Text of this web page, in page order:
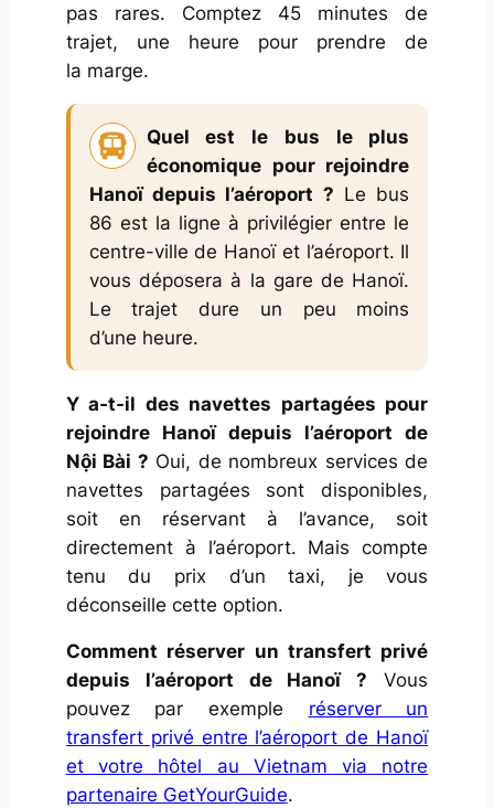
pas rares. Comptez 45 minutes de
trajet, une heure pour prendre de
la marge.
Quel est le bus le plus
économique pour rejoindre
Hanoï depuis l’aéroport ? Le bus
86 est la ligne à privilégier entre le
centre-ville de Hanoï et l’aéroport. Il
vous déposera à la gare de Hanoï.
Le trajet dure un peu moins
d’une heure.
Y a‑t-il des navettes partagées pour
rejoindre Hanoï depuis l’aéroport de
Nội Bài ? Oui, de nombreux services de
navettes partagées sont disponibles,
soit en réservant à l’avance, soit
directement à l’aéroport. Mais compte
tenu du prix d’un taxi, je vous
déconseille cette option.
Comment réserver un transfert privé
depuis l’aéroport de Hanoï ? Vous
pouvez par exemple réserver un
transfert privé entre l’aéroport de Hanoï
et votre hôtel au Vietnam via notre
partenaire GetYourGuide.